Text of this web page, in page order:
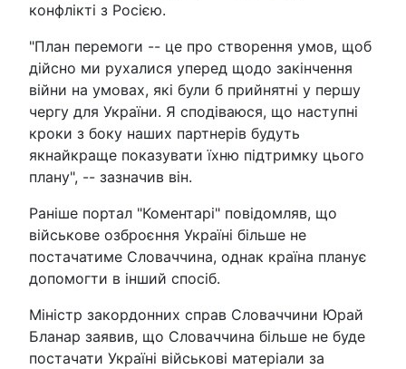
конфлікті з Росією.
"План перемоги -- це про створення умов, щоб
дійсно ми рухалися уперед щодо закінчення
війни на умовах, які були б прийнятні у першу
чергу для України. Я сподіваюся, що наступні
кроки з боку наших партнерів будуть
якнайкраще показувати їхню підтримку цього
плану", -- зазначив він.
Раніше портал "Коментарі" повідомляв, що
військове озброєння Україні більше не
постачатиме Словаччина, однак країна планує
допомогти в інший спосіб.
Міністр закордонних справ Словаччини Юрай
Бланар заявив, що Словаччина більше не буде
постачати Україні військові матеріали за